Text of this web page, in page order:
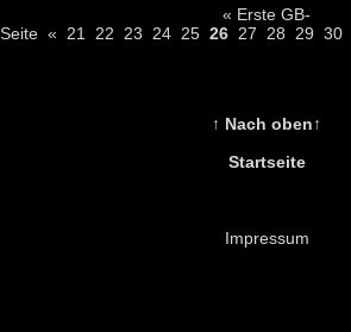
« Erste GB-
Seite « 21 22 23 24 25 26 27 28 29 30
↑ Nach oben↑
Startseite
Impressum